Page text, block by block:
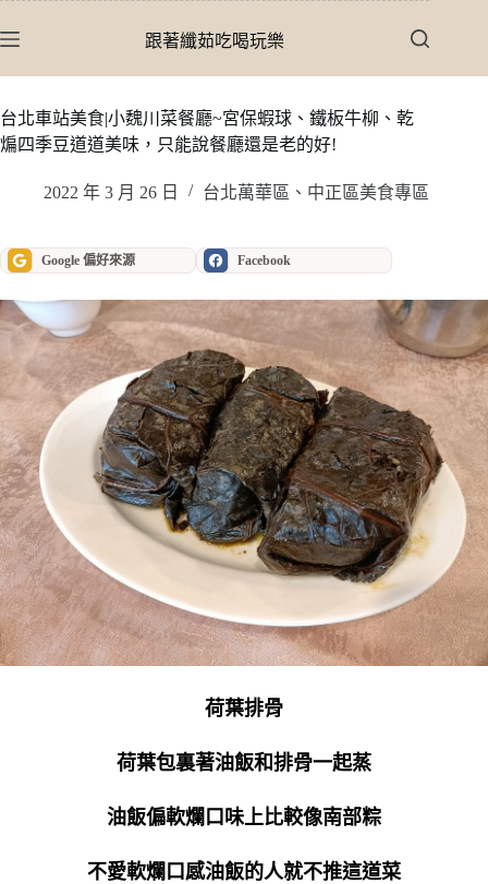
至
內
容
跟著纖茹吃喝玩樂
台北車站美食|小魏川菜餐廳~宮保蝦球、鐵板牛柳、乾
煸四季豆道道美味，只能說餐廳還是老的好!
2022 年 3 月 26 日 台北萬華區、中正區美食專區
Google 偏好來源 Facebook
荷葉排骨
荷葉包裏著油飯和排骨一起蒸
油飯偏軟爛口味上比較像南部粽
不愛軟爛口感油飯的人就不推這道菜